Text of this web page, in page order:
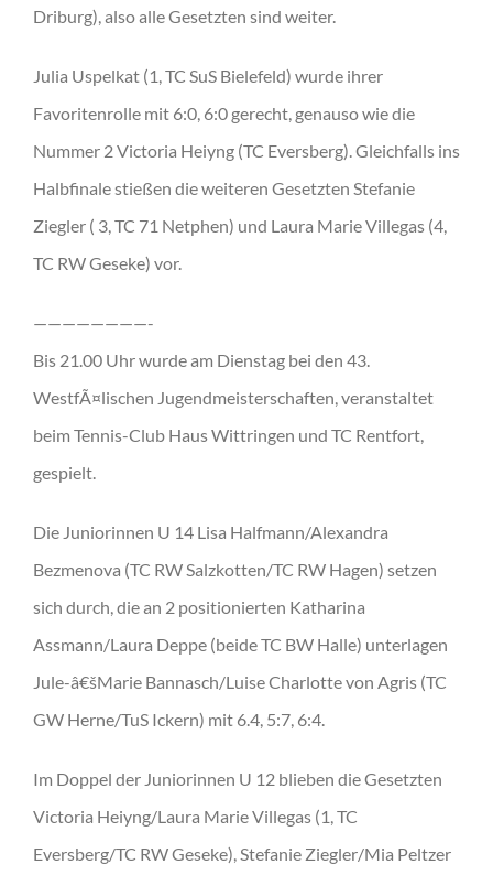
Driburg), also alle Gesetzten sind weiter.
Julia Uspelkat (1, TC SuS Bielefeld) wurde ihrer
Favoritenrolle mit 6:0, 6:0 gerecht, genauso wie die
Nummer 2 Victoria Heiyng (TC Eversberg). Gleichfalls ins
Halbfinale stießen die weiteren Gesetzten Stefanie
Ziegler ( 3, TC 71 Netphen) und Laura Marie Villegas (4,
TC RW Geseke) vor.
————————-
Bis 21.00 Uhr wurde am Dienstag bei den 43.
WestfÃ¤lischen Jugendmeisterschaften, veranstaltet
beim Tennis-Club Haus Wittringen und TC Rentfort,
gespielt.
Die Juniorinnen U 14 Lisa Halfmann/Alexandra
Bezmenova (TC RW Salzkotten/TC RW Hagen) setzen
sich durch, die an 2 positionierten Katharina
Assmann/Laura Deppe (beide TC BW Halle) unterlagen
Jule-â€šMarie Bannasch/Luise Charlotte von Agris (TC
GW Herne/TuS Ickern) mit 6.4, 5:7, 6:4.
Im Doppel der Juniorinnen U 12 blieben die Gesetzten
Victoria Heiyng/Laura Marie Villegas (1, TC
Eversberg/TC RW Geseke), Stefanie Ziegler/Mia Peltzer